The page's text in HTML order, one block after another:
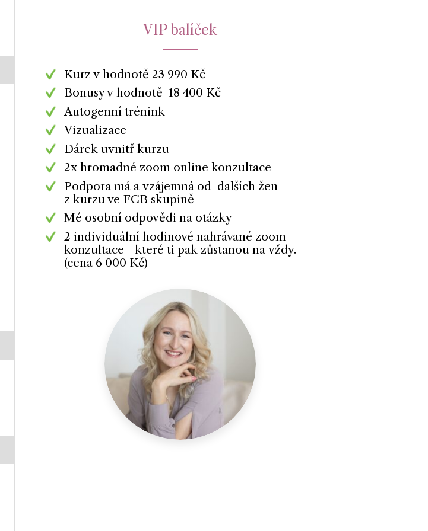
VIP balíček
Kurz v hodnotě 23 990 Kč
Bonusy v hodnotě 18 400 Kč
Autogenní trénink
Vizualizace
Dárek uvnitř kurzu
2x hromadné zoom online konzultace
Podpora má a vzájemná od dalších žen
z kurzu ve FCB skupině
Mé osobní odpovědi na otázky
2 individuální hodinové nahrávané zoom
konzultace– které ti pak zůstanou na vždy.
(cena 6 000 Kč)